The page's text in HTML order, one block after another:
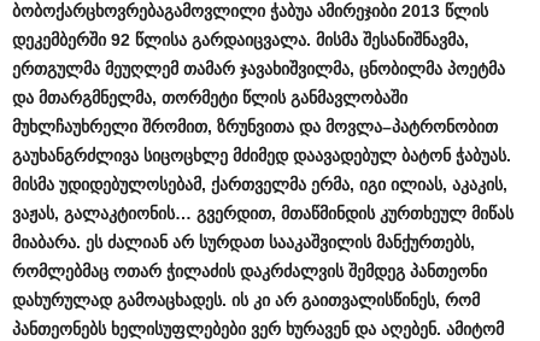
ბობოქარცხოვრებაგამოვლილი ჭაბუა ამირეჯიბი 2013 წლის
დეკემბერში 92 წლისა გარდაიცვალა. მისმა შესანიშნავმა,
ერთგულმა მეუღლემ თამარ ჯავახიშვილმა, ცნობილმა პოეტმა
და მთარგმნელმა, თორმეტი წლის განმავლობაში
მუხლჩაუხრელი შრომით, ზრუნვითა და მოვლა–პატრონობით
გაუხანგრძლივა სიცოცხლე მძიმედ დაავადებულ ბატონ ჭაბუას.
მისმა უდიდებულოსებამ, ქართველმა ერმა, იგი ილიას, აკაკის,
ვაჟას, გალაკტიონის… გვერდით, მთაწმინდის კურთხეულ მიწას
მიაბარა. ეს ძალიან არ სურდათ სააკაშვილის მანქურთებს,
რომლებმაც ოთარ ჭილაძის დაკრძალვის შემდეგ პანთეონი
დახურულად გამოაცხადეს. ის კი არ გაითვალისწინეს, რომ
პანთეონებს ხელისუფლებები ვერ ხურავენ და აღებენ. ამიტომ